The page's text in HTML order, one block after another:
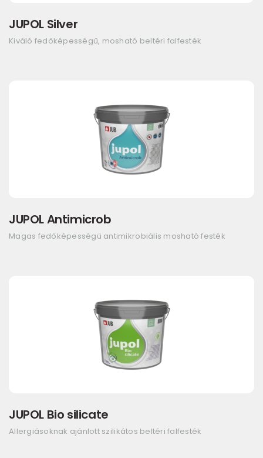
JUPOL Silver
Kiváló fedőképességű, mosható beltéri falfesték
JUPOL Antimicrob
Magas fedőképességű antimikrobiális mosható festék
JUPOL Bio silicate
Allergiásoknak ajánlott szilikátos beltéri falfesték